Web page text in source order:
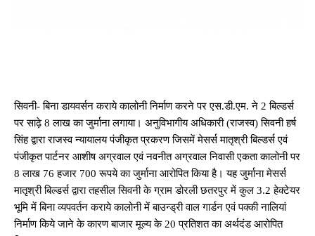
सिवनी- बिना डायवर्सन कराये कालोनी निर्माण करने पर एस.डी.एम. ने 2 बिल्डर्स
पर साढ़े 8 लाख का जुर्माना लगाया। अनुविभागीय अधिकारी (राजस्व) सिवनी हर्ष
सिंह द्वारा राजस्व न्यायालय पंजीकृत प्रकरण जिसमें मेसर्स मातृश्री बिल्डर्स एवं
पंजीकृत पार्टनर आशीष अग्रवाल एवं नवनीत अग्रवाल निवासी एकता कालोनी पर
8 लाख 76 हजार 700 रूपये का जुर्माना आरोपित किया है। यह जुर्माना मेसर्स
मातृश्री बिल्डर्स द्वारा तहसील सिवनी के ग्राम डोरली छतरपुर में कुल 3.2 हेक्टेयर
भूमि में बिना व्यपवर्तन कराये कालोनी में बाउन्ड्री वाल गार्डन एवं पक्की नालियां
निर्माण किये जाने के कारण बाजार मूल्य के 20 प्रतिशत का अर्थदंड आरोपित